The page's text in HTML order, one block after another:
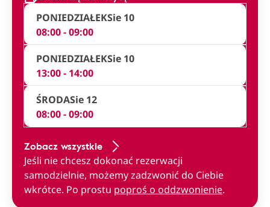
PONIEDZIAŁEKSie 10
08:00 - 09:00
PONIEDZIAŁEKSie 10
13:00 - 14:00
ŚRODASie 12
08:00 - 09:00
Zobacz wszystkie
Jeśli nie chcesz dokonać rezerwacji
samodzielnie, możemy zadzwonić do Ciebie
wkrótce. Po prostu poproś o oddzwonienie.